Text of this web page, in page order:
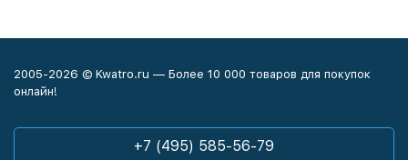
2005-2026 © Kwatro.ru — Более 10 000 товаров для покупок
онлайн!
+7 (495) 585-56-79